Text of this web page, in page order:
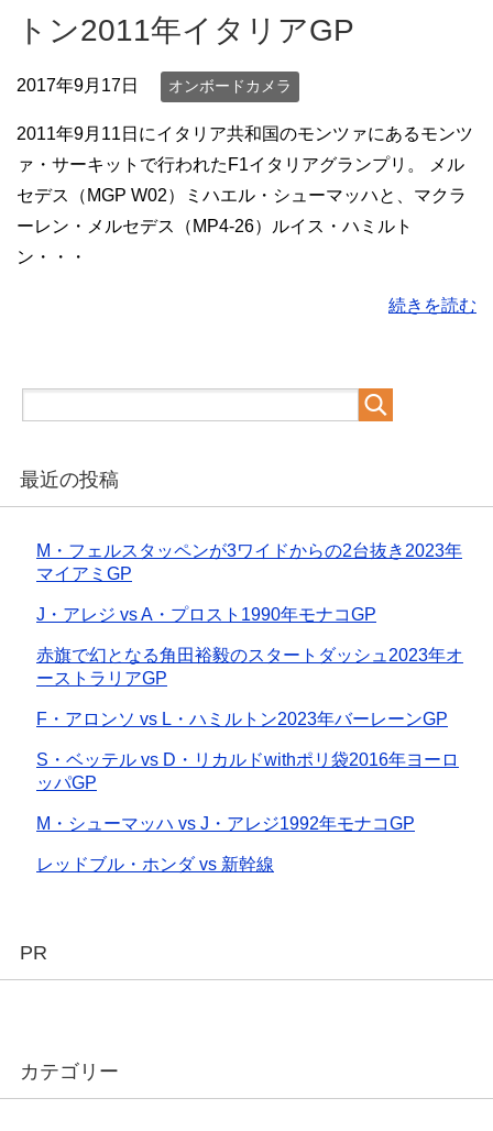
トン2011年イタリアGP
2017年9月17日 オンボードカメラ
2011年9月11日にイタリア共和国のモンツァにあるモンツ
ァ・サーキットで行われたF1イタリアグランプリ。 メル
セデス（MGP W02）ミハエル・シューマッハと、マクラ
ーレン・メルセデス（MP4-26）ルイス・ハミルト
ン・・・
続きを読む
最近の投稿
M・フェルスタッペンが3ワイドからの2台抜き2023年
マイアミGP
J・アレジ vs A・プロスト1990年モナコGP
赤旗で幻となる角田裕毅のスタートダッシュ2023年オ
ーストラリアGP
F・アロンソ vs L・ハミルトン2023年バーレーンGP
S・ベッテル vs D・リカルドwithポリ袋2016年ヨーロ
ッパGP
M・シューマッハ vs J・アレジ1992年モナコGP
レッドブル・ホンダ vs 新幹線
PR
カテゴリー